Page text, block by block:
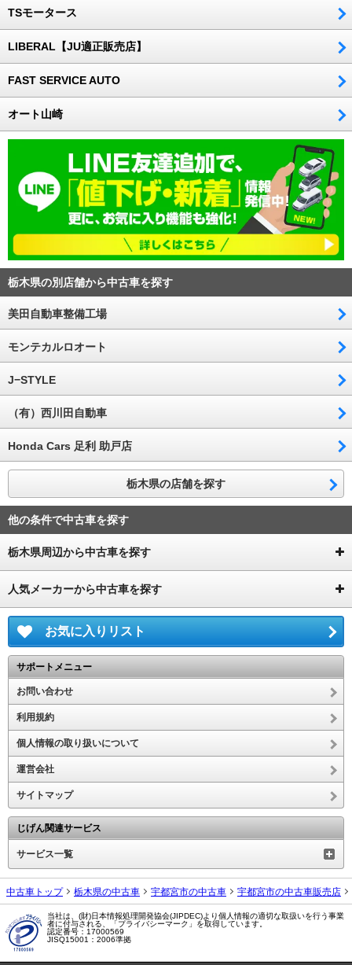
TSモータース
LIBERAL【JU適正販売店】
FAST SERVICE AUTO
オート山崎
栃木県の別店舗から中古車を探す
美田自動車整備工場
モンテカルロオート
J−STYLE
（有）西川田自動車
Honda Cars 足利 助戸店
栃木県の店舗を探す
他の条件で中古車を探す
栃木県周辺から中古車を探す
人気メーカーから中古車を探す
お気に入りリスト
サポートメニュー
お問い合わせ
利用規約
個人情報の取り扱いについて
運営会社
サイトマップ
じげん関連サービス
サービス一覧
中古車トップ 栃木県の中古車 宇都宮市の中古車 宇都宮市の中古車販売店
当社は、(財)日本情報処理開発協会(JIPDEC)より個人情報の適切な取扱いを行う事業
者に付与される、「プライバシーマーク」を取得しています。
認定番号：17000569
JISQ15001：2006準拠